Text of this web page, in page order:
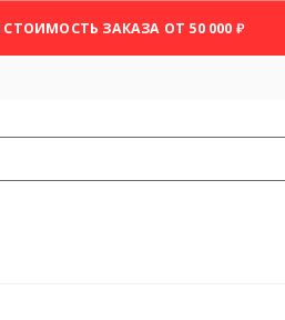
ЗАКАЗА ОТ 50 000 ₽